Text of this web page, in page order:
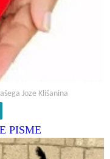
Joze Klišanina
PISME